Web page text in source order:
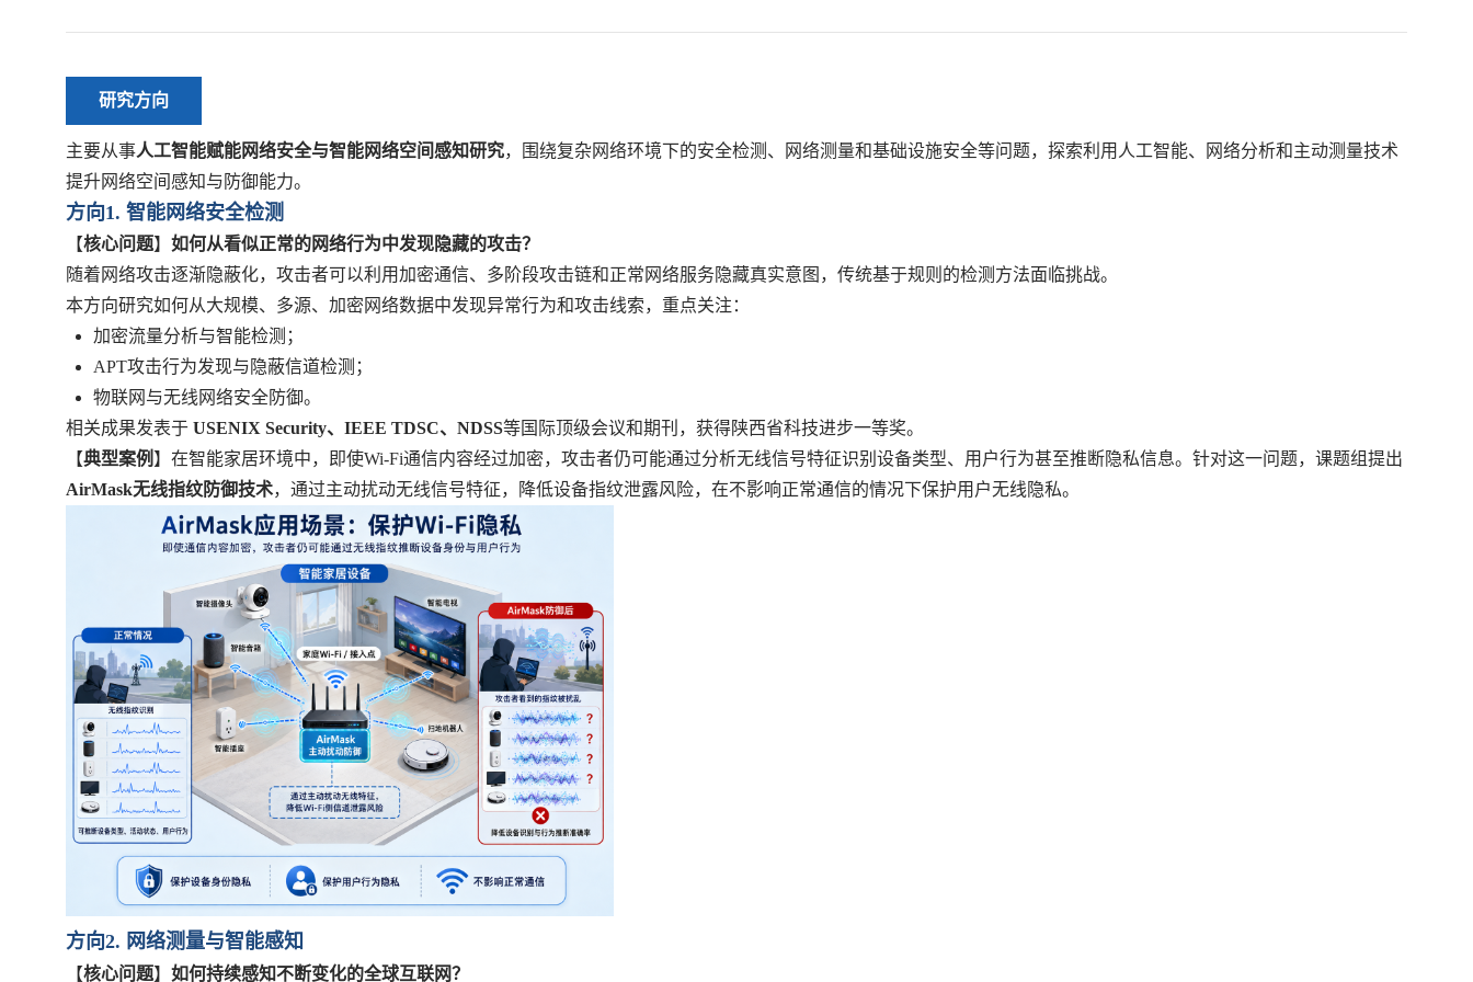
研究方向
主要从事人工智能赋能网络安全与智能网络空间感知研究，围绕复杂网络环境下的安全检测、网络测量和基础设施安全等问题，探索利用人工智能、网络分析和主动测量技术
提升网络空间感知与防御能力。
方向1. 智能网络安全检测
【核心问题】 如何从看似正常的网络行为中发现隐藏的攻击？
随着网络攻击逐渐隐蔽化，攻击者可以利用加密通信、多阶段攻击链和正常网络服务隐藏真实意图，传统基于规则的检测方法面临挑战。
本方向研究如何从大规模、多源、加密网络数据中发现异常行为和攻击线索，重点关注：
加密流量分析与智能检测；
APT攻击行为发现与隐蔽信道检测；
物联网与无线网络安全防御。
相关成果发表于 USENIX Security、IEEE TDSC、NDSS等国际顶级会议和期刊，获得陕西省科技进步一等奖。
【典型案例 】在智能家居环境中，即使Wi-Fi通信内容经过加密，攻击者仍可能通过分析无线信号特征识别设备类型、用户行为甚至推断隐私信息。针对这一问题，课题组提出
AirMask无线指纹防御技术，通过主动扰动无线信号特征，降低设备指纹泄露风险，在不影响正常通信的情况下保护用户无线隐私。
方向2. 网络测量与智能感知
【核心问题】 如何持续感知不断变化的全球互联网？